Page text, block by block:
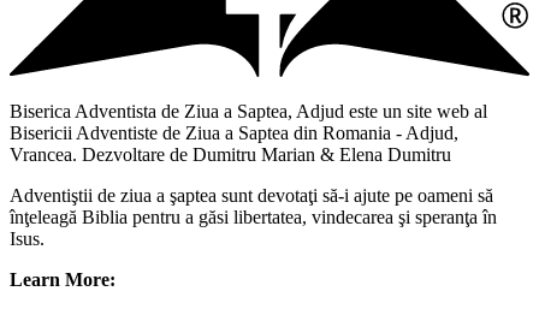
Biserica Adventista de Ziua a Saptea, Adjud este un site web al
Bisericii Adventiste de Ziua a Saptea din Romania - Adjud,
Vrancea. Dezvoltare de Dumitru Marian & Elena Dumitru
Adventiştii de ziua a şaptea sunt devotaţi să-i ajute pe oameni să
înţeleagă Biblia pentru a găsi libertatea, vindecarea şi speranţa în
Isus.
Learn More: